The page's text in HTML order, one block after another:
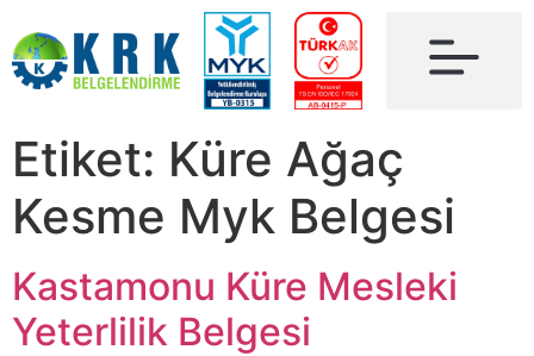
Etiket: Küre Ağaç
Kesme Myk Belgesi
Kastamonu Küre Mesleki
Yeterlilik Belgesi